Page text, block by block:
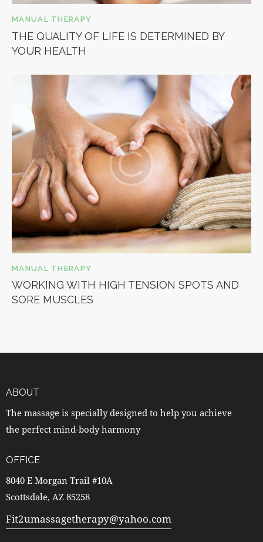
MANUAL THERAPY
THE QUALITY OF LIFE IS DETERMINED BY
YOUR HEALTH
MANUAL THERAPY
WORKING WITH HIGH TENSION SPOTS AND
SORE MUSCLES
ABOUT
The massage is specially designed to help you achieve
the perfect mind-body harmony
OFFICE
8040 E Morgan Trail #10A
Scottsdale, AZ 85258
Fit2umassagetherapy@yahoo.com